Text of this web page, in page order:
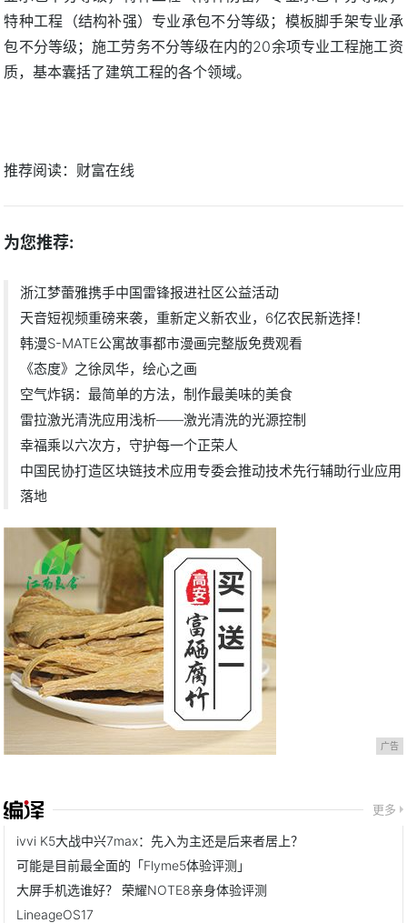
特种工程（结构补强）专业承包不分等级；模板脚手架专业承
包不分等级；施工劳务不分等级在内的20余项专业工程施工资
质，基本囊括了建筑工程的各个领域。
推荐阅读： 财富在线
为您推荐:
浙江梦蕾雅携手中国雷锋报进社区公益活动
天音短视频重磅来袭，重新定义新农业，6亿农民新选择！
韩漫S-MATE公寓故事都市漫画完整版免费观看
《态度》之徐凤华，绘心之画
空气炸锅：最简单的方法，制作最美味的美食
雷拉激光清洗应用浅析——激光清洗的光源控制
幸福乘以六次方，守护每一个正荣人
中国民协打造区块链技术应用专委会推动技术先行辅助行业应用
落地
广告
更多
ivvi K5大战中兴7max：先入为主还是后来者居上？
可能是目前最全面的「Flyme5体验评测」
大屏手机选谁好？ 荣耀NOTE8亲身体验评测
LineageOS17